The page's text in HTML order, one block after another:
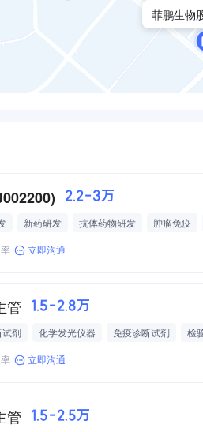
菲鹏生物
2.2-3万
新药研发 抗体药物研发 肿瘤免疫
立即沟通
管 1.5-2.8万
试剂 化学发光仪器 免疫诊断试剂 检
立即沟通
管 1.5-2.5万